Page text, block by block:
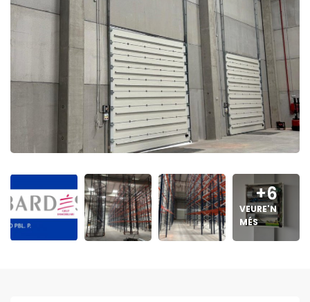
+6
VEURE'N
MÉS